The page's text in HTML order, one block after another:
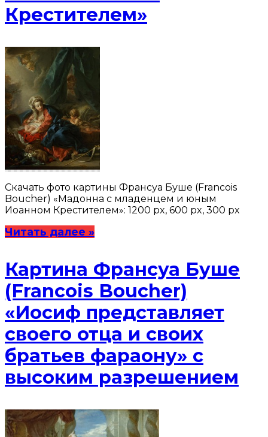
Крестителем»
Скачать фото картины Франсуа Буше (Francois
Boucher) «Мадонна с младенцем и юным
Иоанном Крестителем»: 1200 px, 600 px, 300 px
Читать далее »
Картина Франсуа Буше
(Francois Boucher)
«Иосиф представляет
своего отца и своих
братьев фараону» с
высоким разрешением